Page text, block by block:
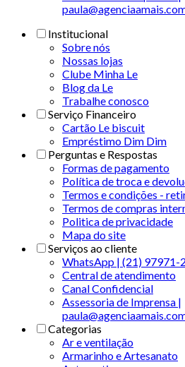
Institucional
Sobre nós
Nossas lojas
Clube Minha Le
Blog da Le
Trabalhe conosco
Serviço Financeiro
Cartão Le biscuit
Empréstimo Dim Dim
Perguntas e Respostas
Formas de pagamento
Política de troca e
Termos e condições -
Termos de compras
Politica de privacidade
Mapa do site
Serviços ao cliente
WhatsApp | (21) 97971-
Central de atendimento
Canal Confidencial
Assessoria de Imprensa |
Categorias
Ar e ventilação
Armarinho e Artesanato